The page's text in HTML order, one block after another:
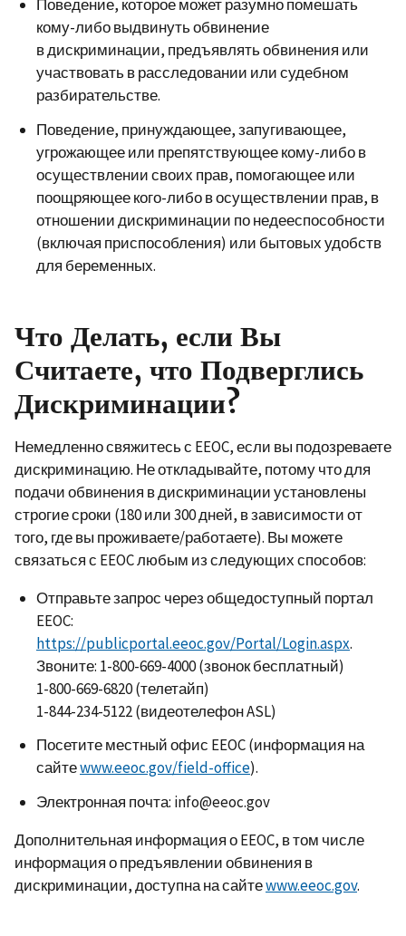
Поведение, которое может разумно помешать
кому-либо выдвинуть обвинение
в дискриминации, предъявлять обвинения или
участвовать в расследовании или судебном
разбирательстве.
Поведение, принуждающее, запугивающее,
угрожающее или препятствующее кому-либо в
осуществлении своих прав, помогающее или
поощряющее кого-либо в осуществлении прав, в
отношении дискриминации по недееспособности
(включая приспособления) или бытовых удобств
для беременных.
Что Делать, если Вы
Считаете, что Подверглись
Дискриминации?
Немедленно свяжитесь с EEOC, если вы подозреваете
дискриминацию. Не откладывайте, потому что для
подачи обвинения в дискриминации установлены
строгие сроки (180 или 300 дней, в зависимости от
того, где вы проживаете/работаете). Вы можете
связаться с EEOC любым из следующих способов:
Отправьте запрос через общедоступный портал
EEOC:
https://publicportal.eeoc.gov/Portal/Login.aspx.
Звоните: 1-800-669-4000 (звонок бесплатный)
1-800-669-6820 (телетайп)
1-844-234-5122 (видеотелефон ASL)
Посетите местный офис EEOC (информация на
сайтеwww.eeoc.gov/field-office).
Электронная почта: info@eeoc.gov
Дополнительная информация о EEOC, в том числе
информация о предъявлении обвинения в
дискриминации, доступна на сайтеwww.eeoc.gov.